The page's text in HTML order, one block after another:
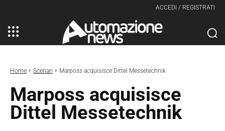
ACCEDI / REGISTRATI
Home Scenari Marposs acquisisce Dittel Messetechnik
Marposs acquisisce
Dittel Messetechnik